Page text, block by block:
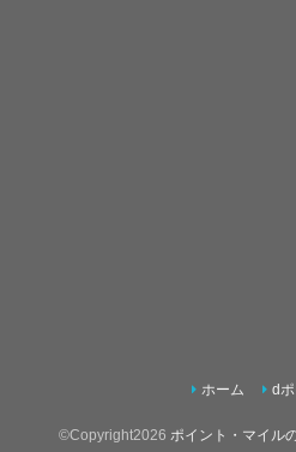
ホーム dポ
©Copyright2026 ポイント・マイル